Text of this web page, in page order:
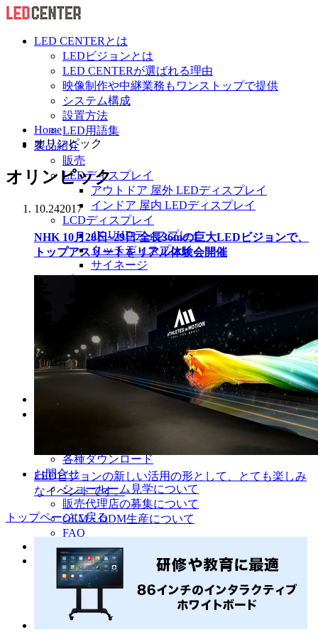
LED CENTERとは
LEDビジョンとは
LED CENTERが選ばれる理由
映像制作や中継業務もワンストップで提供
システム構成
設置方法
LED用語集
製品紹介
販売
LEDディスプレイ
アウトドア 屋外 LEDディスプレイ
インドア 屋内 LEDディスプレイ
LCDディスプレイ
4K UHDディスプレイ
タッチディスプレイ
サイネージ
テロップ・バナーシステム
コントローラー・スケーラー
スイッチャー
トラス・足場
電源関連・発電機・UPS
展示会向け特別価格
ショールームの紹介
各種ダウンロード
お問合せ
ショールーム見学について
販売代理店の募集について
OEM・ODM生産について
FAQ
スタッフブログ
English
Home
オリンピック
オリンピック
10.242017
NHK 10月28日~29日 全長36mの巨大LEDビジョンで、
トップアスリートをリアル体験会開催
LEDビジョンの新しい活用の形として、とても楽しみ
なイベントです。
トップページに戻る